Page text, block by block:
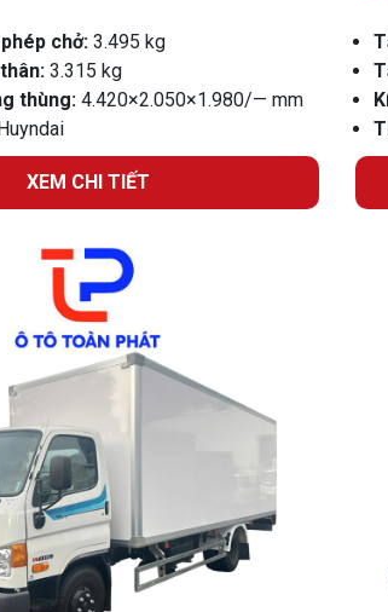
chở: 3.495 kg
3.315 kg
thùng: 4.420×2.050×1.980/— mm
XEM CHI TIẾT